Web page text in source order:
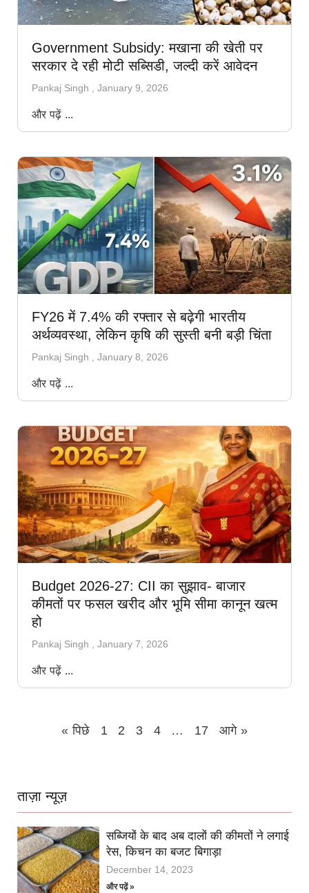
Government Subsidy: मखाना की खेती पर
सरकार दे रही मोटी सब्सिडी, जल्दी करें आवेदन
Pankaj Singh January 9, 2026
और पढ़ें ...
FY26 में 7.4% की रफ्तार से बढ़ेगी भारतीय
अर्थव्यवस्था, लेकिन कृषि की सुस्ती बनी बड़ी चिंता
Pankaj Singh January 8, 2026
और पढ़ें ...
Budget 2026-27: CII का सुझाव- बाजार
कीमतों पर फसल खरीद और भूमि सीमा कानून खत्म
हो
Pankaj Singh January 7, 2026
और पढ़ें ...
« पिछे 1 2 3 4 … 17 आगे »
ताज़ा न्यूज़
सब्जियों के बाद अब दालों की कीमतों ने लगाई
रेस, किचन का बजट बिगाड़ा
December 14, 2023
और पढ़ें »